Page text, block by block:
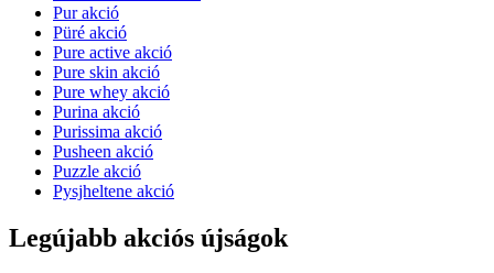
Pur akció
Püré akció
Pure active akció
Pure skin akció
Pure whey akció
Purina akció
Purissima akció
Pusheen akció
Puzzle akció
Pysjheltene akció
Legújabb akciós újságok